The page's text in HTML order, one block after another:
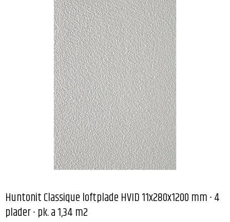
Huntonit Classique loftplade HVID 11x280x1200 mm - 4
plader - pk. a 1,34 m2